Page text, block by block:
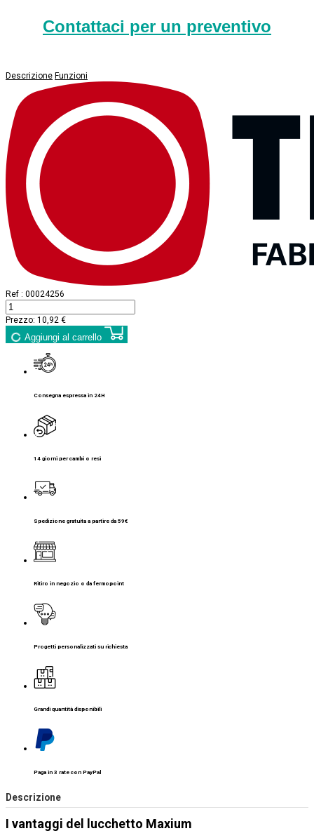
Contattaci per un preventivo
Descrizione Funzioni
Ref : 00024256
Prezzo: 10,92 €
Aggiungi al carrello
Consegna espressa in 24H
14 giorni per cambi o resi
Spedizione gratuita a partire da 59€
Ritiro in negozio o da fermopoint
Progetti personalizzati su richiesta
Grandi quantità disponibili
Paga in 3 rate con PayPal
Descrizione
I vantaggi del lucchetto Maxium